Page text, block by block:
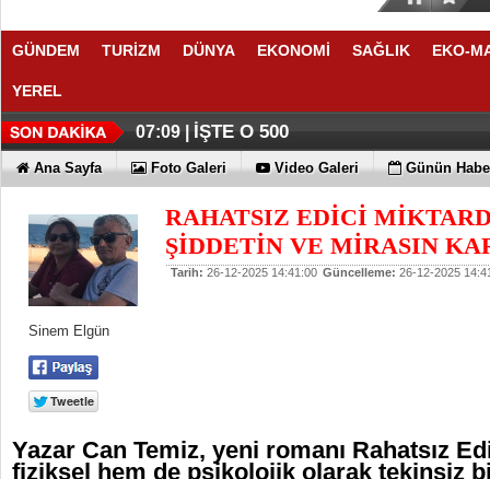
GÜNDEM TURİZM DÜNYA EKONOMİ SAĞLIK EKO-
YEREL
07:09 | İŞTE O 500
Ana Sayfa Foto Galeri Video Galeri Günün
Sinem Elgün
RAHATSIZ EDİCİ
ŞİDDETİN VE MİRASIN
Tarih: 26-12-2025 14:41:00 Güncelleme: 26-12-2025
Yazar Can Temiz, yeni romanı Rahatsız
fiziksel hem de psikolojik olarak tekinsiz